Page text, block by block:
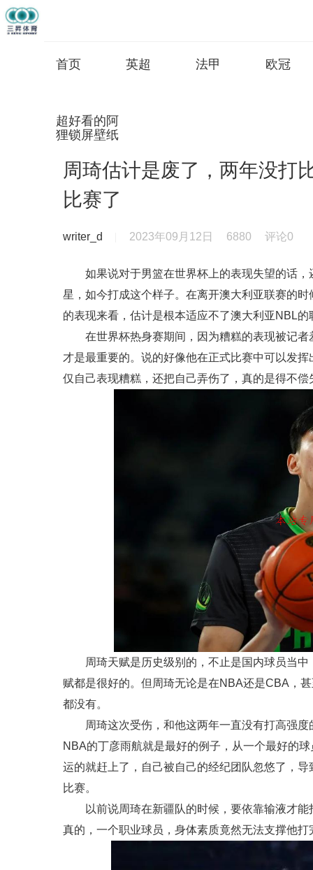
首页 英超 法甲 欧冠
超好看的阿
狸锁屏壁纸
周琦估计是废了，两年没打
比赛了
writer_d 2023年09月12日 6880 评论0
如果说对于男篮在世界杯上的表现失望的话
星，如今打成这个样子。在离开澳大利亚联赛的
的表现来看，估计是根本适应不了澳大利亚NBL
在世界杯热身赛期间，因为糟糕的表现被记
才是最重要的。说的好像他在正式比赛中可以发
仅自己表现糟糕，还把自己弄伤了，真的是得不偿
周琦天赋是历史级别的，不止是国内球员当
赋都是很好的。但周琦无论是在NBA还是CBA，
都没有。
周琦这次受伤，和他这两年一直没有打高强
NBA的丁彦雨航就是最好的例子，从一个最好的
运的就赶上了，自己被自己的经纪团队忽悠了，
比赛。
以前说周琦在新疆队的时候，要依靠输液才
真的，一个职业球员，身体素质竟然无法支撑他